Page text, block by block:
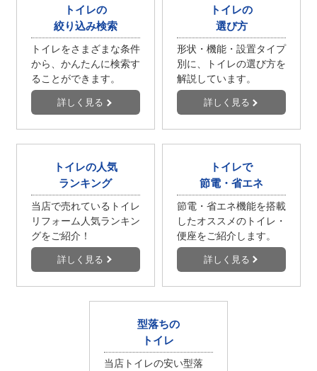
トイレの
絞り込み検索
トイレをさまざまな条件
から、かんたんに検索す
ることができます。
詳しく見る
トイレの
選び方
形状・機能・設置タイプ
別に、トイレの選び方を
解説しています。
詳しく見る
トイレの人気
ランキング
当店で売れているトイレ
リフォーム人気ランキン
グをご紹介！
詳しく見る
トイレで
節電・省エネ
節電・省エネ機能を搭載
したオススメのトイレ・
便座をご紹介します。
詳しく見る
型落ちの
トイレ
当店トイレの安い型落